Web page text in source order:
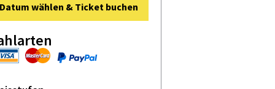
Erlebnisse
Kultur
Datum wählen & Ticket buchen